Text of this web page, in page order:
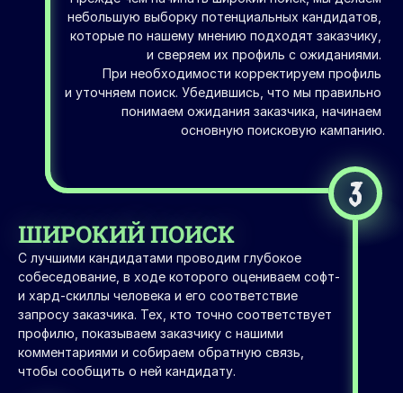
небольшую выборку потенциальных кандидатов,
которые по нашему мнению подходят заказчику,
и сверяем их профиль с ожиданиями.
При необходимости корректируем профиль
и уточняем поиск. Убедившись, что мы правильно
понимаем ожидания заказчика, начинаем
основную поисковую кампанию.
ШИРОКИЙ ПОИСК
С лучшими кандидатами проводим глубокое
собеседование, в ходе которого оцениваем софт-
и хард-скиллы человека и его соответствие
запросу заказчика. Тех, кто точно соответствует
профилю, показываем заказчику с нашими
комментариями и собираем обратную связь,
чтобы сообщить о ней кандидату.
3